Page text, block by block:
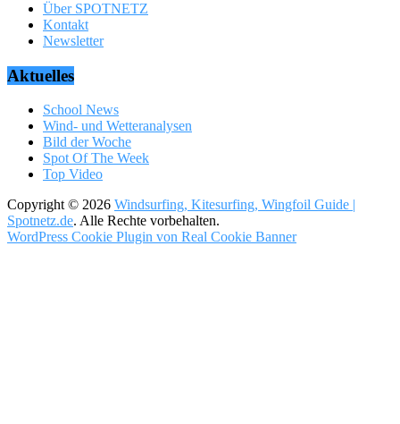
Über SPOTNETZ
Kontakt
Newsletter
Aktuelles
School News
Wind- und Wetteranalysen
Bild der Woche
Spot Of The Week
Top Video
Copyright © 2026 Windsurfing, Kitesurfing, Wingfoil Guide |
Spotnetz.de. Alle Rechte vorbehalten.
WordPress Cookie Plugin von Real Cookie Banner